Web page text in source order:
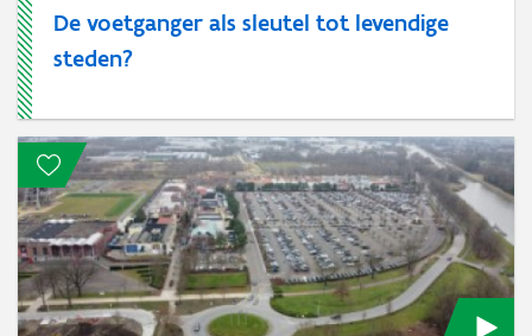
De voetganger als sleutel tot levendige
steden?